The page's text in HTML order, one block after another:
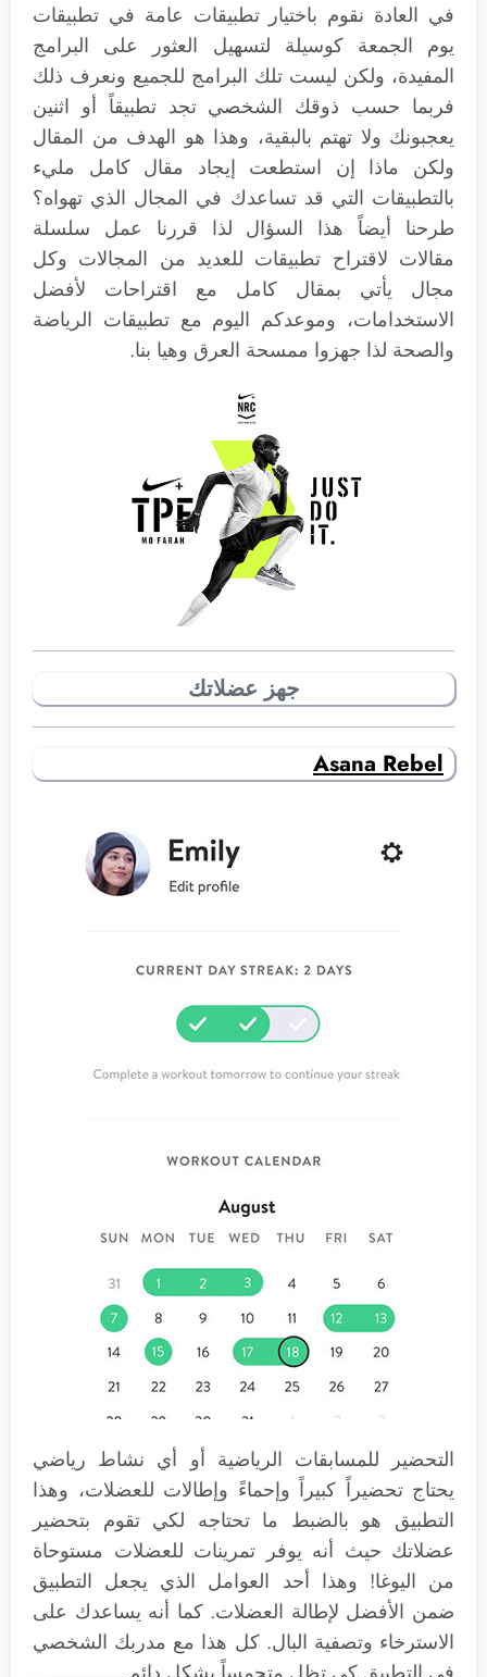
في العادة نقوم باختيار تطبيقات عامة في تطبيقات
يوم الجمعة كوسيلة لتسهيل العثور على البرامج
المفيدة، ولكن ليست تلك البرامج للجميع ونعرف ذلك
فربما حسب ذوقك الشخصي تجد تطبيقاً أو اثنين
يعجبونك ولا تهتم بالبقية، وهذا هو الهدف من المقال
ولكن ماذا إن استطعت إيجاد مقال كامل مليء
بالتطبيقات التي قد تساعدك في المجال الذي تهواه؟
طرحنا أيضاً هذا السؤال لذا قررنا عمل سلسلة
مقالات لاقتراح تطبيقات للعديد من المجالات وكل
مجال يأتي بمقال كامل مع اقتراحات لأفضل
الاستخدامات، وموعدكم اليوم مع تطبيقات الرياضة
والصحة لذا جهزوا ممسحة العرق وهيا بنا.
جهز عضلاتك
Asana Rebel
التحضير للمسابقات الرياضية أو أي نشاط رياضي
يحتاج تحضيراً كبيراً وإحماءً وإطالات للعضلات، وهذا
التطبيق هو بالضبط ما تحتاجه لكي تقوم بتحضير
عضلاتك حيث أنه يوفر تمرينات للعضلات مستوحاة
من اليوغا! وهذا أحد العوامل الذي يجعل التطبيق
ضمن الأفضل لإطالة العضلات. كما أنه يساعدك على
الاسترخاء وتصفية البال. كل هذا مع مدربك الشخصي